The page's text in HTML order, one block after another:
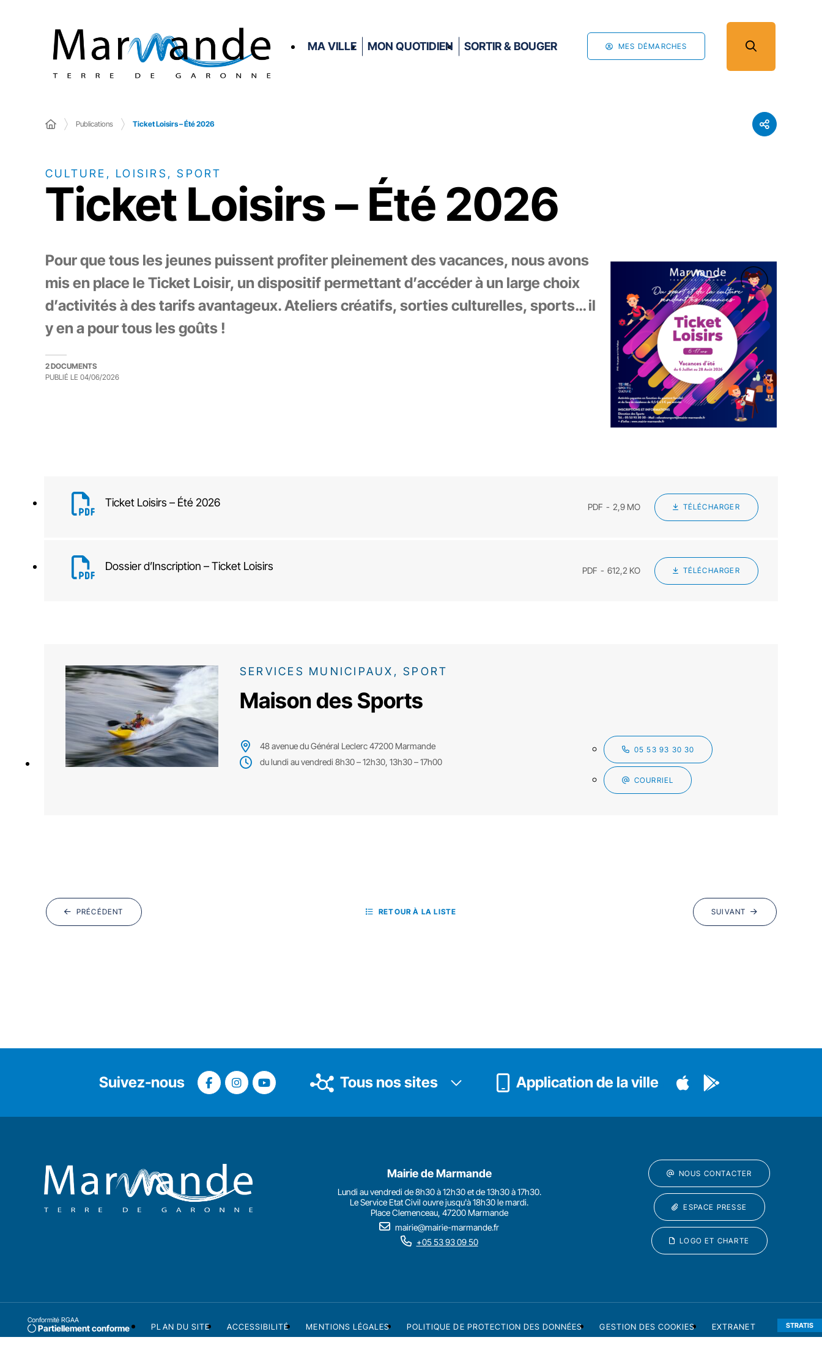
MA VILLE MON QUOTIDIEN SORTIR & BOUGER MES DÉMARCHES
Publications Ticket Loisirs – Été 2026
CULTURE, LOISIRS, SPORT
Ticket Loisirs – Été 2026
Pour que tous les jeunes puissent profiter pleinement des vacances, nous avons
mis en place le Ticket Loisir, un dispositif permettant d’accéder à un large choix
d’activités à des tarifs avantageux. Ateliers créatifs, sorties culturelles, sports… il
y en a pour tous les goûts !
2 DOCUMENTS
PUBLIÉ LE 04/06/2026
Ticket Loisirs – Été 2026 PDF 2,9 MO TÉLÉCHARGER
Dossier d’Inscription – Ticket Loisirs PDF 612,2 KO TÉLÉCHARGER
SERVICES MUNICIPAUX, SPORT
Maison des Sports
48 avenue du Général Leclerc 47200 Marmande
du lundi au vendredi 8h30 – 12h30, 13h30 – 17h00
05 53 93 30 30
COURRIEL
PRÉCÉDENT RETOUR À LA LISTE SUIVANT
Suivez-nous Tous nos sites Application de la ville
Mairie de Marmande
Lundi au vendredi de 8h30 à 12h30 et de 13h30 à 17h30.
Le Service Etat Civil ouvre jusqu'à 18h30 le mardi.
Place Clemenceau, 47200 Marmande
mairie@mairie-marmande.fr
+05 53 93 09 50
NOUS CONTACTER
ESPACE PRESSE
LOGO ET CHARTE
Conformité RGAA
Partiellement conforme PLAN DU SITE ACCESSIBILITÉ MENTIONS LÉGALES POLITIQUE DE PROTECTION DES DONNÉES GESTION DES COOKIES EXTRANET STRATIS